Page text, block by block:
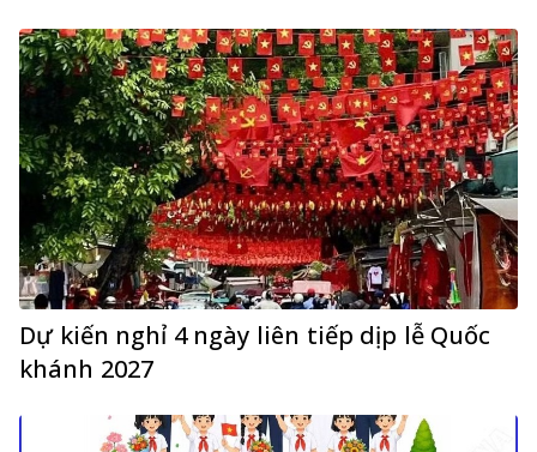
Dự kiến nghỉ 4 ngày liên tiếp dịp lễ Quốc
khánh 2027